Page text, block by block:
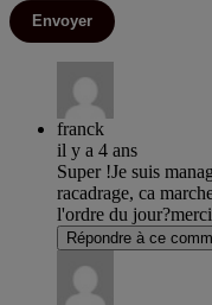
Envoyer
franck
il y a 4 ans
Super !Je suis
racadrage, ca
l'ordre du jour?merci
Répondre à ce